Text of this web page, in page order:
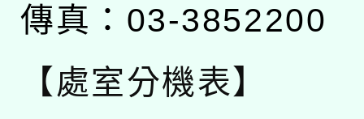
傳真：03-3852200
【處室分機表】